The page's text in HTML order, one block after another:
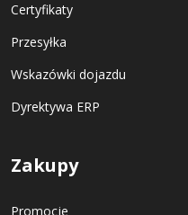
Certyfikaty
Przesyłka
Wskazówki dojazdu
Dyrektywa ERP
Zakupy
Promocje